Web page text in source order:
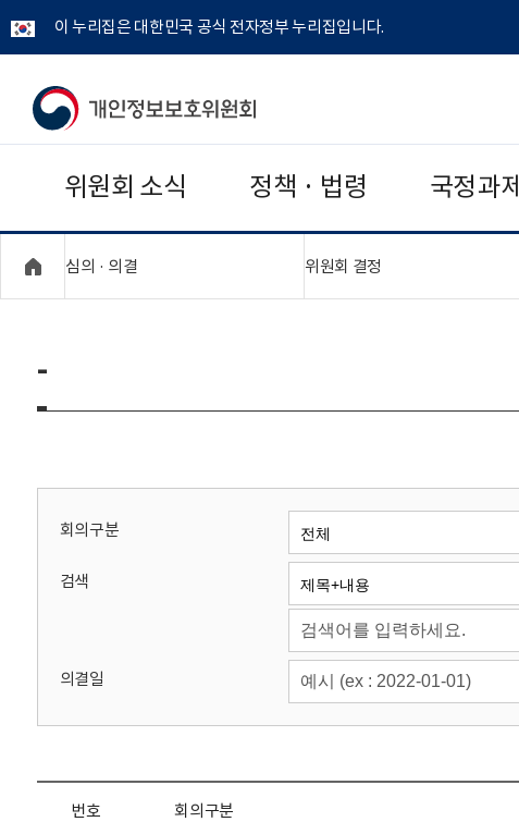
이 누리집은 대한민국 공식 전자정부 누리집입니다.
개
보
보
위
회
위원회 소식 정책 · 법령 국정과제
심의 · 의결 위원회 결정
-
회의구분
검색
의결일
번호 회의구분